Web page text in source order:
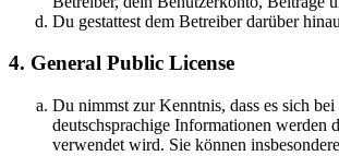
Du gestattest dem Betreiber darüber
4. General Public License
Du nimmst zur Kenntnis, dass es sich
deutschsprachige Informationen
verwendet wird. Sie können